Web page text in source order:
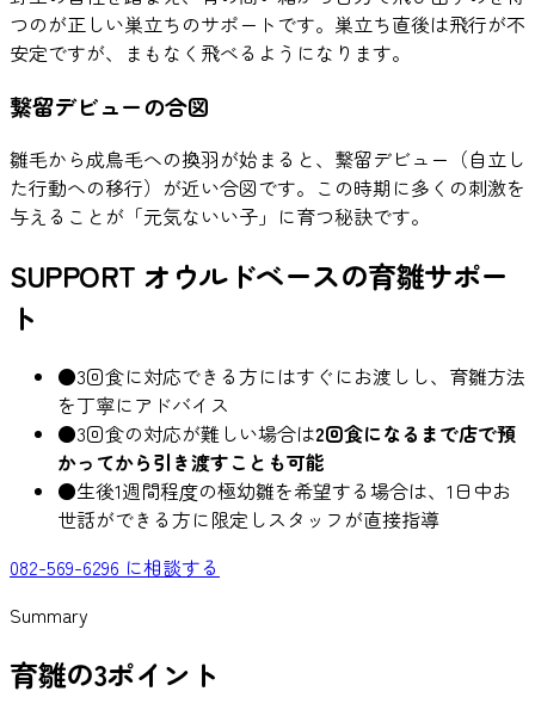
つのが正しい巣立ちのサポートです。巣立ち直後は飛行が不
安定ですが、まもなく飛べるようになります。
繋留デビューの合図
雛毛から成鳥毛への換羽が始まると、繋留デビュー（自立し
た行動への移行）が近い合図です。この時期に多くの刺激を
与えることが「元気ないい子」に育つ秘訣です。
SUPPORT オウルドベースの育雛サポー
ト
●3回食に対応できる方にはすぐにお渡しし、育雛方法
を丁寧にアドバイス
●3回食の対応が難しい場合は2回食になるまで店で預
かってから引き渡すことも可能
●生後1週間程度の極幼雛を希望する場合は、1日中お
世話ができる方に限定しスタッフが直接指導
082-569-6296 に相談する
Summary
育雛の3ポイント